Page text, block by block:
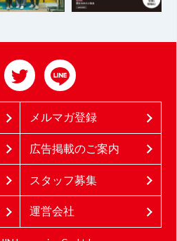
メルマガ登録
広告掲載のご案内
スタッフ募集
運営会社